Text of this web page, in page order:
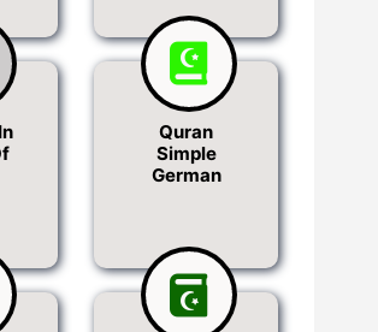
Quran
Simple
German